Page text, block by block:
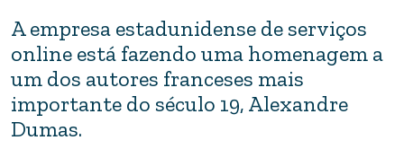
A empresa estadunidense de serviços
online está fazendo uma homenagem a
um dos autores franceses mais
importante do século 19, Alexandre
Dumas.